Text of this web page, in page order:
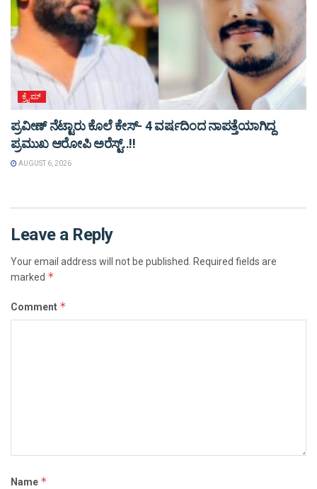
ಕ್ರೈಮ್
ಪ್ರವೀಣ್ ನೆಟ್ಟಾರು ಕೊಲೆ ಕೇಸ್‌- 4 ವರ್ಷದಿಂದ ನಾಪತ್ತೆಯಾಗಿದ್ದ
ಪ್ರಮುಖ ಆರೋಪಿ ಅರೆಸ್ಟ್‌..!!
AUGUST 6, 2026
Leave a Reply
Your email address will not be published.
Required fields are
marked *
Comment *
Name *